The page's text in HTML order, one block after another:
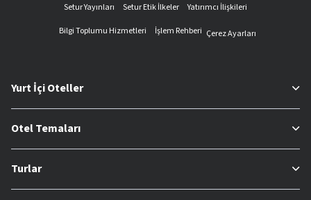
Setur Yayınları
Setur Etik İlkeler
Yatırımcı İlişkileri
Bilgi Toplumu Hizmetleri
İşlem Rehberi Çerez Ayarları
Yurt İçi Oteller
Otel Temaları
Turlar